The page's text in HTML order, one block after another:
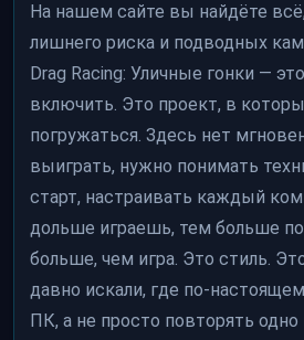
На нашем сайте вы найдёте
лишнего риска и подводных
Drag Racing: Уличные гонки —
включить. Это проект, в
погружаться. Здесь нет
выиграть, нужно понимать
старт, настраивать каждый
дольше играешь, тем больше
больше, чем игра. Это стиль.
давно искали, где по-
ПК, а не просто повторять